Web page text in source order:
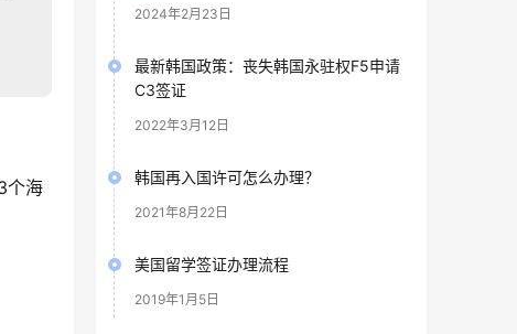
个海
2024年2月23日
最新韩国政策：丧失韩国永驻权F5申请
C3签证
2022年3月12日
韩国再入国许可怎么办理？
2021年8月22日
美国留学签证办理流程
2019年1月5日